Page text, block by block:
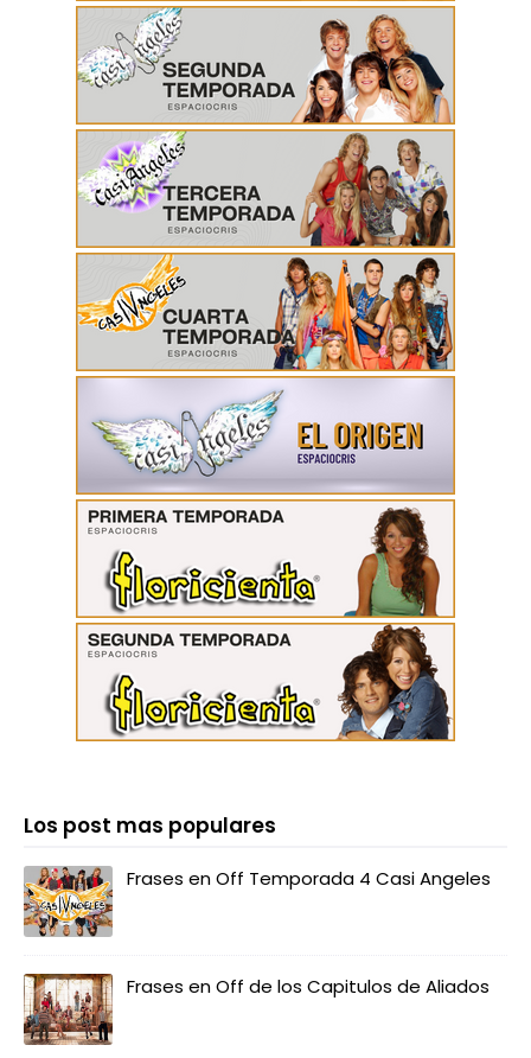
Los post mas populares
Frases en Off Temporada 4 Casi Angeles
Frases en Off de los Capitulos de Aliados